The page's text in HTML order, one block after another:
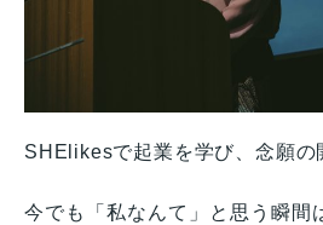
SHElikesで起業を学び、念願の
今でも「私なんて」と思う瞬間